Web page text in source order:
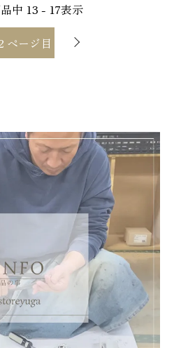
中 13 - 17表示
ページ目